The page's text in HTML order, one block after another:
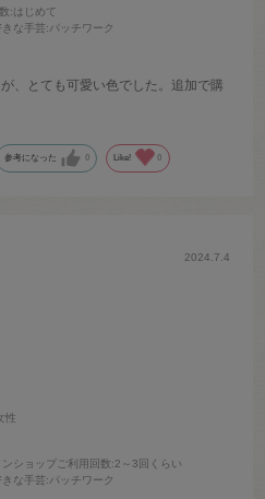
:はじめて
きな手芸:パッチワーク
、とても可愛い色でした。追加で購
参考になった 0 Like! 0
性
ショップご利用回数:2～3回くらい
きな手芸:パッチワーク
2024.7.4